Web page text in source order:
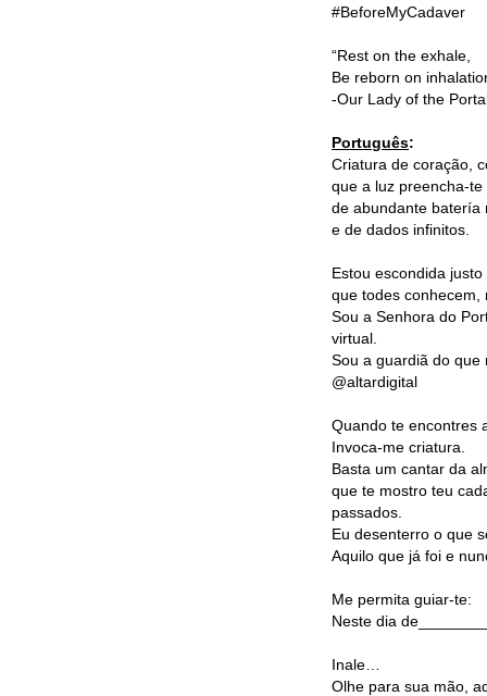
#BeforeMyCadaver
“Rest on the exhale,
Be reborn on
-Our Lady of the
Português:
Criatura de coração,
que a luz preencha-te
de abundante batería
e de dados infinitos.
Estou escondida
que todes conhecem,
Sou a Senhora do
virtual.
Sou a guardiã do que
@altardigital
Quando te encontres
Invoca-me criatura.
Basta um cantar da
que te mostro teu
passados.
Eu desenterro o que
Aquilo que já foi e
Me permita guiar-te:
Neste dia
Inale…
Olhe para sua mão,